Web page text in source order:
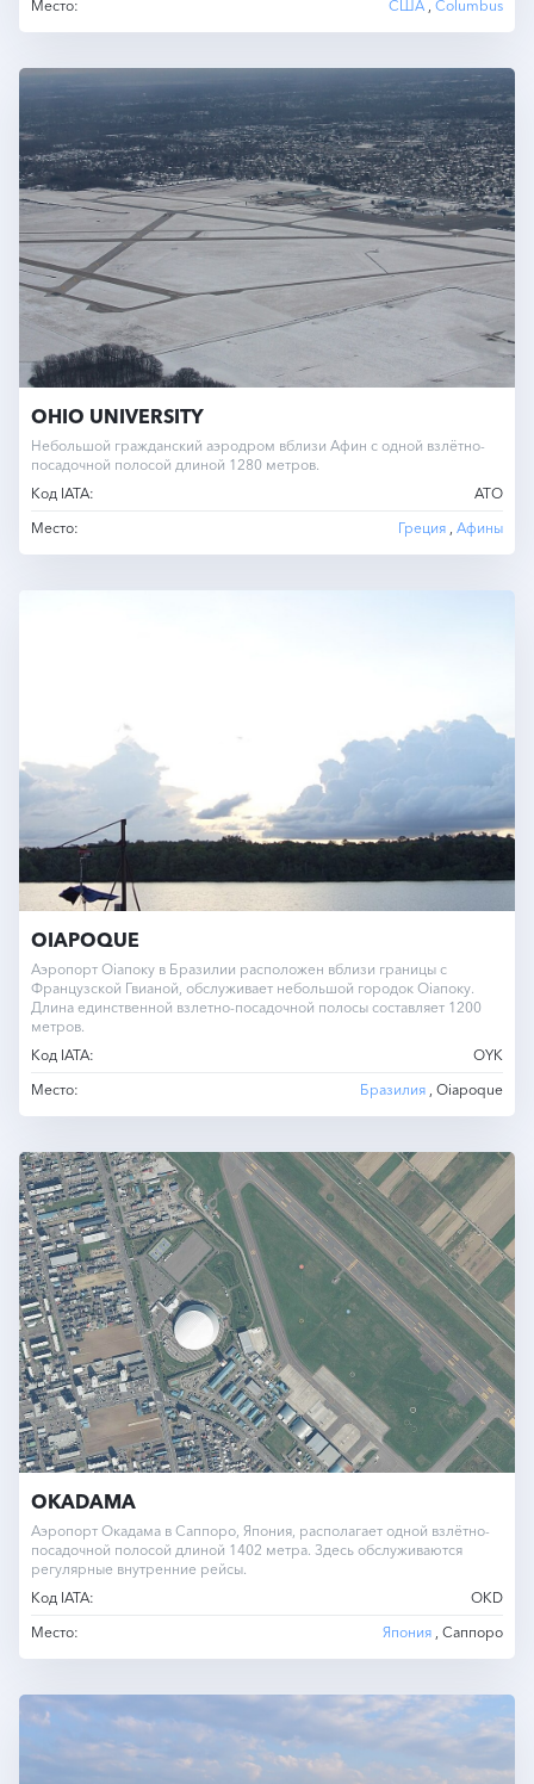
Место: США Columbus
OHIO UNIVERSITY
Небольшой гражданский аэродром вблизи Афин с одной взлётно-
посадочной полосой длиной 1280 метров.
Код IATA:
ATO
Место:
Греция , Афины
OIAPOQUE
Аэропорт Оiапоку в Бразилии расположен вблизи границы с
Французской Гвианой, обслуживает небольшой городок Оiапоку.
Длина единственной взлетно-посадочной полосы составляет 1200
метров.
Код IATA:
OYK
Место:
Бразилия , Oiapoque
OKADAMA
Аэропорт Окадама в Саппоро, Япония, располагает одной взлётно-
посадочной полосой длиной 1402 метра. Здесь обслуживаются
регулярные внутренние рейсы.
Код IATA:
OKD
Место:
Япония , Саппоро